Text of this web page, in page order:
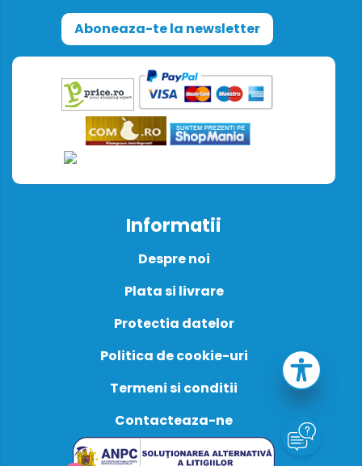
Aboneaza-te la newsletter
Informatii
Despre noi
Plata si livrare
Protectia datelor
Politica de cookie-uri
Termeni si conditii
Contacteaza-ne